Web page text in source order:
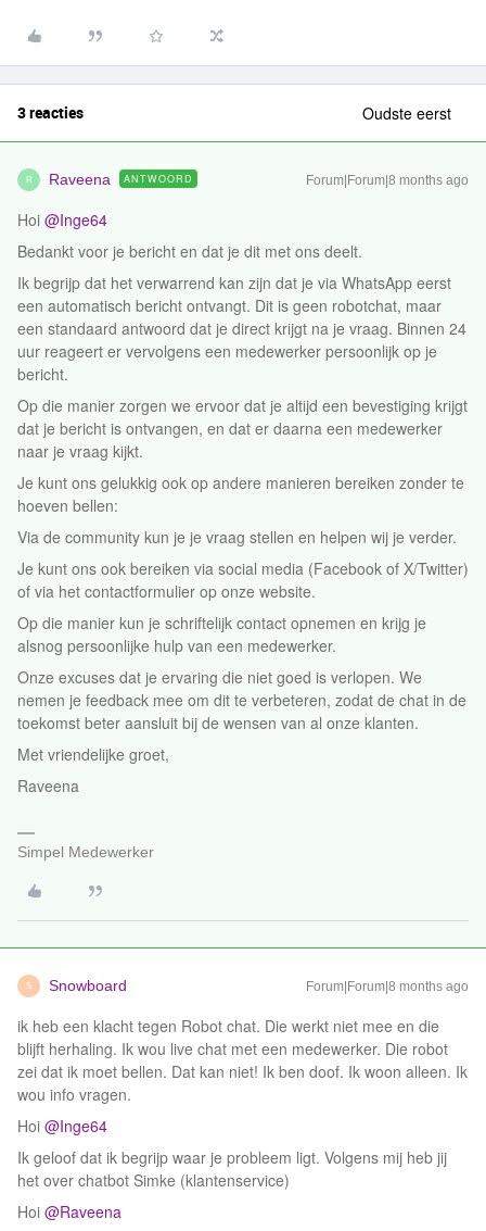
3 reacties Oudste eerst
R Raveena ANTWOORD Forum|Forum|8 months ago
Hoi ​ @Inge64
Bedankt voor je bericht en dat je dit met ons deelt.
Ik begrijp dat het verwarrend kan zijn dat je via WhatsApp eerst
een automatisch bericht ontvangt. Dit is geen robotchat, maar
een standaard antwoord dat je direct krijgt na je vraag. Binnen 24
uur reageert er vervolgens een medewerker persoonlijk op je
bericht.
Op die manier zorgen we ervoor dat je altijd een bevestiging krijgt
dat je bericht is ontvangen, en dat er daarna een medewerker
naar je vraag kijkt.
Je kunt ons gelukkig ook op andere manieren bereiken zonder te
hoeven bellen:
Via de community kun je je vraag stellen en helpen wij je verder.
Je kunt ons ook bereiken via social media (Facebook of X/Twitter)
of via het contactformulier op onze website.
Op die manier kun je schriftelijk contact opnemen en krijg je
alsnog persoonlijke hulp van een medewerker.
Onze excuses dat je ervaring die niet goed is verlopen. We
nemen je feedback mee om dit te verbeteren, zodat de chat in de
toekomst beter aansluit bij de wensen van al onze klanten.
Met vriendelijke groet,
Raveena
Simpel Medewerker
S Snowboard Forum|Forum|8 months ago
ik heb een klacht tegen Robot chat. Die werkt niet mee en die
blijft herhaling. Ik wou live chat met een medewerker. Die robot
zei dat ik moet bellen. Dat kan niet! Ik ben doof. Ik woon alleen. Ik
wou info vragen.
Hoi ​ @Inge64
Ik geloof dat ik begrijp waar je probleem ligt. Volgens mij heb jij
het over chatbot Simke (klantenservice)
Hoi ​ @Raveena